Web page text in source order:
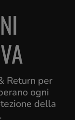
Return per
ogni
della